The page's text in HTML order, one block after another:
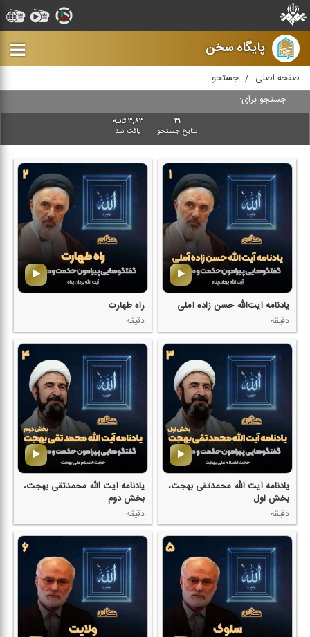
پایگاه سخن
صفحه اصلی
جستجو
جستجو برای:
۳۱
نتایج جستجو
۳,۸۳ ثانیه
یافت شد
یادنامه آیت‌الله حسن زاده آملی
دقیقه
راه طهارت
دقیقه
یادنامه آیت الله محمدتقی بهجت،
بخش اول
دقیقه
یادنامه آیت الله محمدتقی بهجت،
بخش دوم
دقیقه